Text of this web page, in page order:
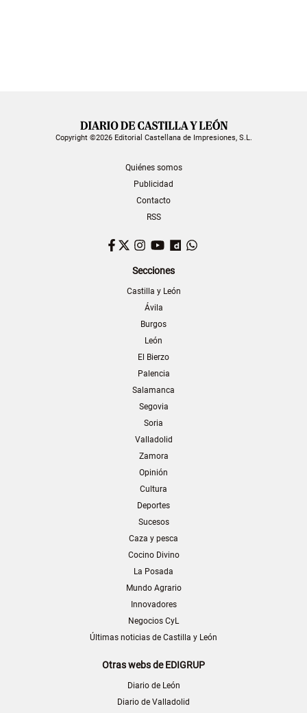
Copyright ©2026 Editorial Castellana de Impresiones, S.L.
Quiénes somos
Publicidad
Contacto
RSS
Facebook
TwitterInstagram
YouTubeDailymotion
Secciones
Castilla y León
Ávila
Burgos
León
El Bierzo
Palencia
Salamanca
Segovia
Soria
Valladolid
Zamora
Opinión
Cultura
Deportes
Sucesos
Caza y pesca
Cocino Divino
La Posada
Mundo Agrario
Innovadores
Negocios CyL
Últimas noticias de Castilla y León
Otras webs de EDIGRUP
Diario de León
Diario de Valladolid